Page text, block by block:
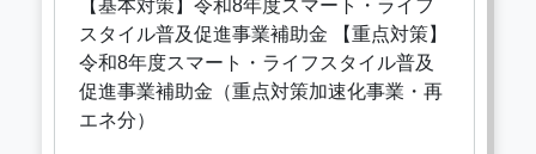
【基本対策】令和8年度スマート・ライフ
スタイル普及促進事業補助金 【重点対策】
令和8年度スマート・ライフスタイル普及
促進事業補助金（重点対策加速化事業・再
エネ分）